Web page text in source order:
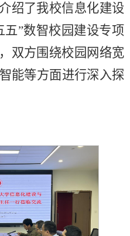
绍了我校信息化建设
”数智校园建设专项
双方围绕校园网络宽
能等方面进行深入探